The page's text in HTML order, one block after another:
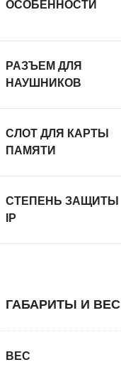
ОСОБЕННОСТИ
РАЗЪЕМ ДЛЯ
НАУШНИКОВ
СЛОТ ДЛЯ КАРТЫ
ПАМЯТИ
СТЕПЕНЬ ЗАЩИТЫ
IP
ГАБАРИТЫ И ВЕС
ВЕС